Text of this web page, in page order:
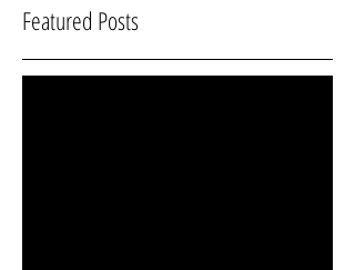
Featured Posts